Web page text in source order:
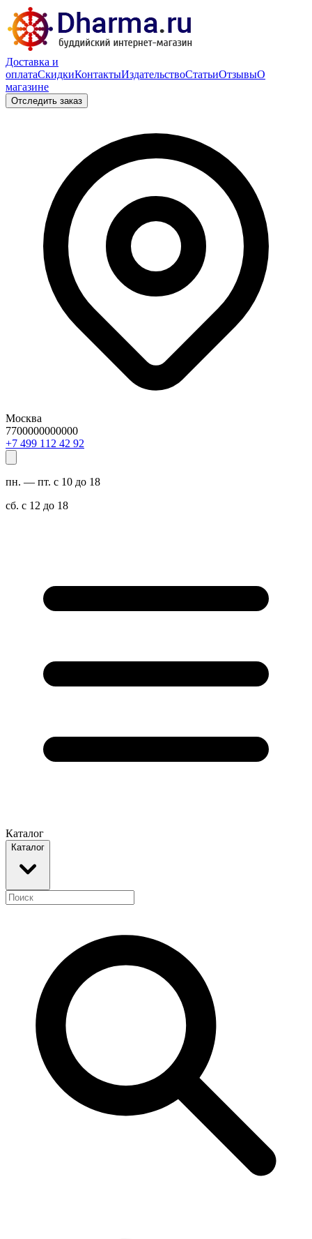
Доставка и
оплатаСкидкиКонтактыИздательствоСтатьиОтзывыО
магазине
Отследить заказ
Москва
7700000000000
29 24 211 994 7+
пн. — пт. с 10 до 18
сб. с 12 до 18
Каталог
Каталог